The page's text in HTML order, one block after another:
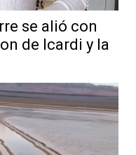
se alió con
de Icardi y la